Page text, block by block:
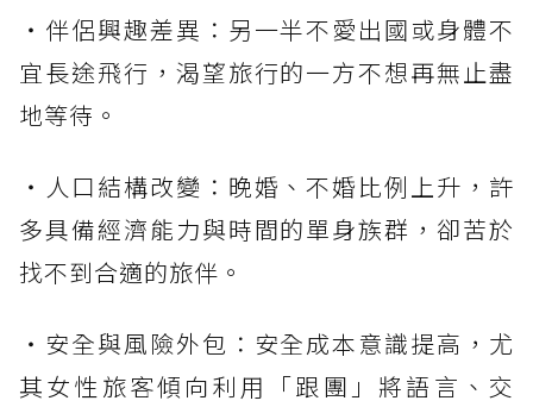
・伴侶興趣差異：另一半不愛出國或身體不
宜長途飛行，渴望旅行的一方不想再無止盡
地等待。
・人口結構改變：晚婚、不婚比例上升，許
多具備經濟能力與時間的單身族群，卻苦於
找不到合適的旅伴。
・安全與風險外包：安全成本意識提高，尤
其女性旅客傾向利用「跟團」將語言、交